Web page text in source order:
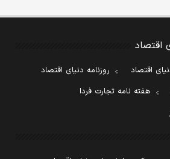
اقتصاد
اقتصاد
روزنامه دنیای اقتصاد
هفته نامه تجارت فردا